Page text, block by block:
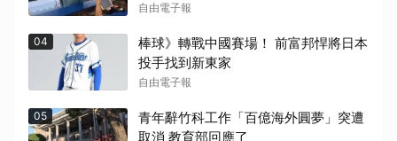
自由電子報
04
棒球》轉戰中國賽場！ 前富邦悍將日本
投手找到新東家
自由電子報
05
青年辭竹科工作「百億海外圓夢」突遭
取消 教育部回應了